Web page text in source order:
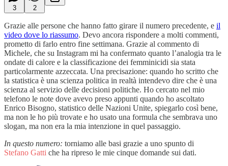
3 2
Grazie alle persone che hanno fatto girare il numero precedente, e il
video dove lo riassumo. Devo ancora rispondere a molti commenti,
prometto di farlo entro fine settimana. Grazie al commento di
Michele, che su Instagram mi ha confermato quanto l’analogia tra le
ondate di calore e la classificazione dei femminicidi sia stata
particolarmente azzeccata. Una precisazione: quando ho scritto che
la statistica è una scienza politica in realtà intendevo dire che è una
scienza al servizio delle decisioni politiche. Ho cercato nel mio
telefono le note dove avevo preso appunti quando ho ascoltato
Enrico Bisogno, statistico delle Nazioni Unite, spiegarlo così bene,
ma non le ho più trovate e ho usato una formula che sembrava uno
slogan, ma non era la mia intenzione in quel passaggio.
In questo numero: torniamo alle basi grazie a uno spunto di
Stefano Gatti che ha ripreso le mie cinque domande sui dati.